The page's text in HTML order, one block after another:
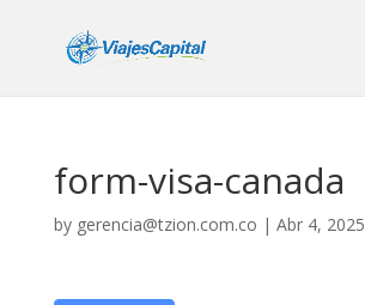
form-visa-canada
by gerencia@tzion.com.co | Abr 4, 2025